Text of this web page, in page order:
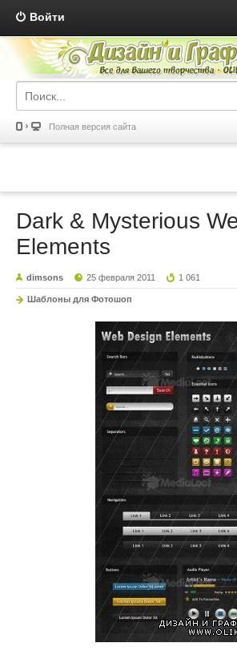
Войти
Полная версия сайта
Dark & Mysterious
Elements
dimsons 25 февраля 2011 1 061
Шаблоны для Фотошоп